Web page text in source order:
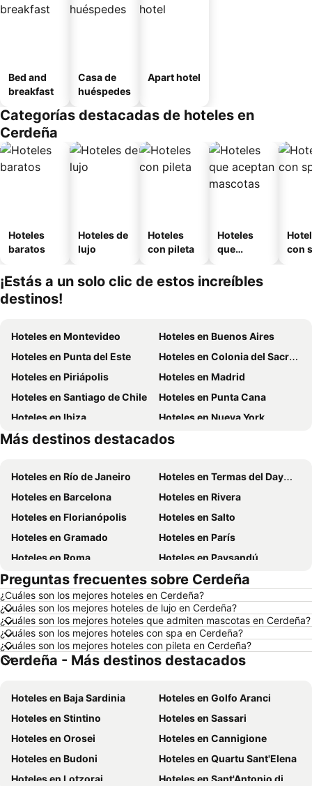
Bed and
breakfast
Casa de
huéspedes
Apart hotel
Categorías destacadas de hoteles en
Cerdeña
Hoteles
baratos
Hoteles de
lujo
Hoteles
con pileta
Hoteles
que
mascotas
con
¡Estás a un solo clic de estos increíbles
destinos!
Hoteles en Montevideo
Hoteles en Buenos Aires
Hoteles en Punta del Este
Hoteles en Colonia del Sacramento
Hoteles en Piriápolis
Hoteles en Madrid
Hoteles en Santiago de Chile
Hoteles en Punta Cana
Hoteles en Ibiza
Hoteles en Nueva York
Hoteles en Isla de Miconos
Hoteles en Brasil
Más destinos destacados
Hoteles en Río de Janeiro
Hoteles en Termas del Dayman
Hoteles en Barcelona
Hoteles en Rivera
Hoteles en Florianópolis
Hoteles en Salto
Hoteles en Gramado
Hoteles en París
Hoteles en Roma
Hoteles en Paysandú
Hoteles en San Carlos de Bariloche
Hoteles en Chuy
Hoteles en Maceió
Hoteles en Conil de la Frontera
Hoteles en Ámsterdam
Hoteles en Foz de Iguazú
Hoteles en Maragogi
Hoteles en Punta del Diablo
Hoteles en Aruba
Hoteles en Maldonado
Hoteles en Argentina
Hoteles en Mallorca
Hoteles en Rocha
Hoteles en España
Hoteles en Asturias
Hoteles en Asunción
Hoteles en Salto
Hoteles en Isla Samana
Hoteles en Bahamas
Hoteles en República Dominicana
Preguntas frecuentes sobre Cerdeña
¿Cuáles son los mejores hoteles en Cerdeña?
¿Cuáles son los mejores hoteles de lujo en Cerdeña?
¿Cuáles son los mejores hoteles que admiten mascotas en Cerdeña?
¿Cuáles son los mejores hoteles con spa en Cerdeña?
¿Cuáles son los mejores hoteles con pileta en Cerdeña?
Cerdeña - Más destinos destacados
Hoteles en Baja Sardinia
Hoteles en Golfo Aranci
Hoteles en Stintino
Hoteles en Sassari
Hoteles en Orosei
Hoteles en Cannigione
Hoteles en Budoni
Hoteles en Quartu Sant'Elena
Hoteles en Lotzorai
Hoteles en Sant'Antonio di Gallura